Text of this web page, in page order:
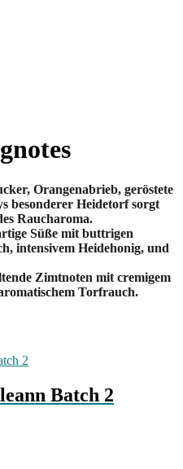
Orangenabrieb, geröstete
besonderer Heidetorf sorgt
Raucharoma.
Süße mit buttrigen
intensivem Heidehonig, und
Zimtnoten mit cremigem
Torfrauch.
Batch 2